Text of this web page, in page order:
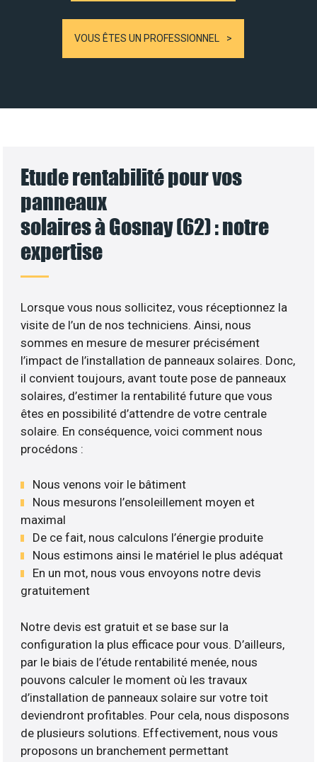
VOUS ÊTES UN PROFESSIONNEL
Etude rentabilité pour vos
panneaux
solaires à Gosnay (62) : notre
expertise
Lorsque vous nous sollicitez, vous réceptionnez la
visite de l’un de nos techniciens. Ainsi, nous
sommes en mesure de mesurer précisément
l’impact de l’installation de panneaux solaires. Donc,
il convient toujours, avant toute pose de panneaux
solaires, d’estimer la rentabilité future que vous
êtes en possibilité d’attendre de votre centrale
solaire. En conséquence, voici comment nous
procédons :
Nous venons voir le bâtiment
Nous mesurons l’ensoleillement moyen et
maximal
De ce fait, nous calculons l’énergie produite
Nous estimons ainsi le matériel le plus adéquat
En un mot, nous vous envoyons notre devis
gratuitement
Notre devis est gratuit et se base sur la
configuration la plus efficace pour vous. D’ailleurs,
par le biais de l’étude rentabilité menée, nous
pouvons calculer le moment où les travaux
d’installation de panneaux solaire sur votre toit
deviendront profitables. Pour cela, nous disposons
de plusieurs solutions. Effectivement, nous vous
proposons un branchement permettant